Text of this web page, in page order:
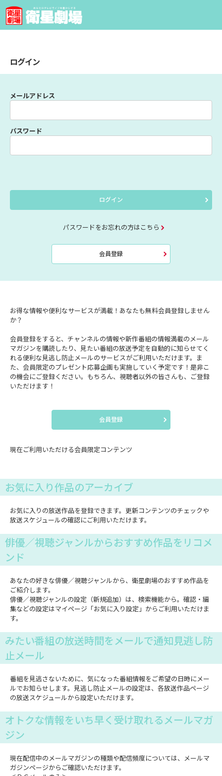
ログイン
メールアドレス
パスワード
ログイン
パスワードをお忘れの方はこちら
会員登録
お得な情報や便利なサービスが満載！あなたも無料会員登録しません
か？
会員登録をすると、チャンネルの情報や新作番組の情報満載のメール
マガジンを購読したり、見たい番組の放送予定を自動的に知らせてく
れる便利な見逃し防止メールのサービスがご利用いただけます。ま
た、会員限定のプレゼント応募企画も実施していく予定です！是非こ
の機会にご登録ください。もちろん、視聴者以外の皆さんも、ご登録
いただけます！
会員登録
現在ご利用いただける会員限定コンテンツ
お気に入り作品のアーカイブ
お気に入りの放送作品を登録できます。更新コンテンツのチェックや
放送スケジュールの確認にご利用いただけます。
俳優／視聴ジャンルからおすすめ作品をリコメ
ンド
あなたの好きな俳優／視聴ジャンルから、衛星劇場のおすすめ作品を
ご紹介します。
俳優／視聴ジャンルの設定（新規追加）は、検索機能から。確認・編
集などの設定はマイページ「お気に入り設定」からご利用いただけま
す。
みたい番組の放送時間をメールで通知見逃し防
止メール
番組を見逃さないために、気になった番組情報をご希望の日時にメー
ルでお知らせします。見逃し防止メールの設定は、各放送作品ページ
の放送スケジュールから設定いただけます。
オトクな情報をいち早く受け取れるメールマガ
ジン
現在配信中のメールマガジンの種類や配信頻度については、メールマ
ガジンページからご確認いただけます。